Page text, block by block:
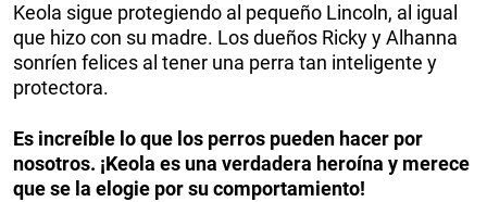
Keola sigue protegiendo al pequeño Lincoln, al igual
que hizo con su madre. Los dueños Ricky y Alhanna
sonríen felices al tener una perra tan inteligente y
protectora.
Es increíble lo que los perros pueden hacer por
nosotros. ¡Keola es una verdadera heroína y merece
que se la elogie por su comportamiento!